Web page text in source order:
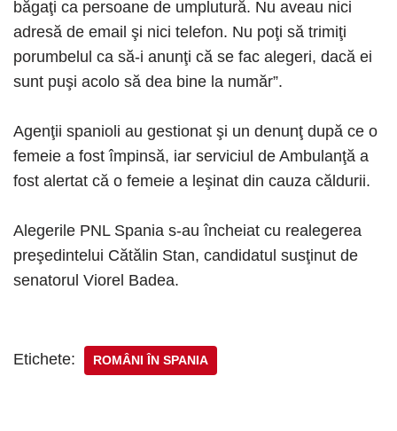
băgaţi ca persoane de umplutură. Nu aveau nici
adresă de email şi nici telefon. Nu poţi să trimiţi
porumbelul ca să-i anunţi că se fac alegeri, dacă ei
sunt puşi acolo să dea bine la număr”.
Agenţii spanioli au gestionat şi un denunţ după ce o
femeie a fost împinsă, iar serviciul de Ambulanţă a
fost alertat că o femeie a leşinat din cauza căldurii.
Alegerile PNL Spania s-au încheiat cu realegerea
preşedintelui Cătălin Stan, candidatul susţinut de
senatorul Viorel Badea.
Etichete: ROMÂNI ÎN SPANIA